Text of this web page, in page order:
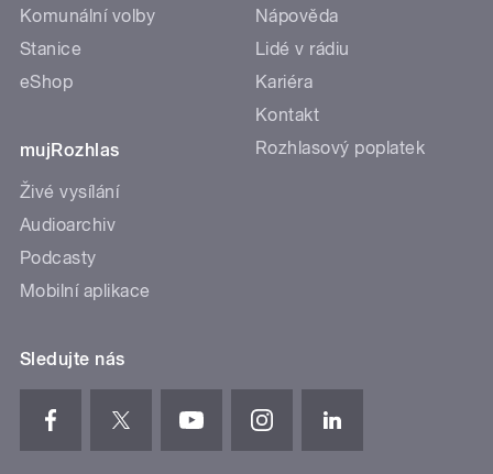
Komunální volby
Stanice
eShop
mujRozhlas
Živé vysílání
Audioarchiv
Podcasty
Mobilní aplikace
Nápověda
Lidé v rádiu
Kariéra
Kontakt
Rozhlasový poplatek
Sledujte nás